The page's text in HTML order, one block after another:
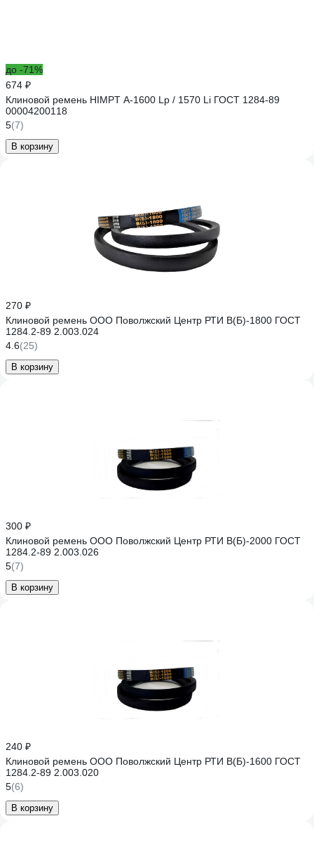
до -71%
674 ₽
Клиновой ремень HIMPT А-1600 Lp / 1570 Li ГОСТ 1284-89
00004200118
5(7)
В корзину
270 ₽
Клиновой ремень ООО Поволжский Центр РТИ В(Б)-1800 ГОСТ
1284.2-89 2.003.024
4.6(25)
В корзину
300 ₽
Клиновой ремень ООО Поволжский Центр РТИ В(Б)-2000 ГОСТ
1284.2-89 2.003.026
5(7)
В корзину
240 ₽
Клиновой ремень ООО Поволжский Центр РТИ В(Б)-1600 ГОСТ
1284.2-89 2.003.020
5(6)
В корзину